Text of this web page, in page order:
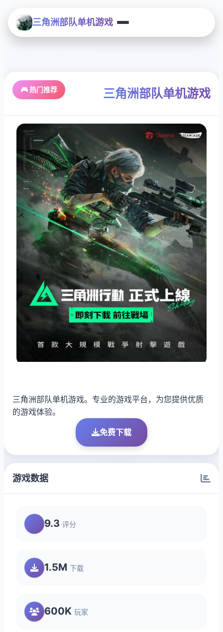
三角洲部队单机游戏
🎮 热门推荐 三角洲部队单机游戏
三角洲部队单机游戏。专业的游戏平台，为您提供优质
的游戏体验。
免费下载
游戏数据
9.3 评分
1.5M 下载
600K 玩家